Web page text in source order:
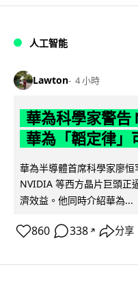
人工智能
Lawton 4 小時
華為科學家警告
華為「韜定律」
華為半導體首席科學家廖
NVIDIA 等西方晶片巨頭正
濟效益。他同時介紹華為...
860 338 ↗ 分享